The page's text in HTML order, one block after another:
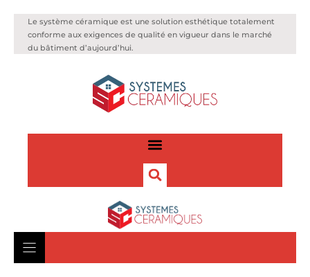
Le système céramique est une solution esthétique totalement
conforme aux exigences de qualité en vigueur dans le marché
du bâtiment d’aujourd’hui.